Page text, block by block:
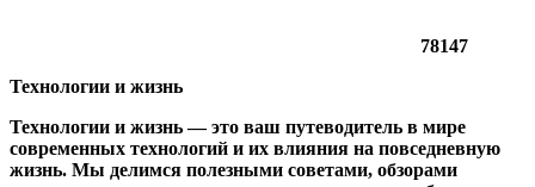
78147
Технологии и жизнь
Технологии и жизнь — это ваш путеводитель в мире
современных технологий и их влияния на повседневную
жизнь. Мы делимся полезными советами, обзорами